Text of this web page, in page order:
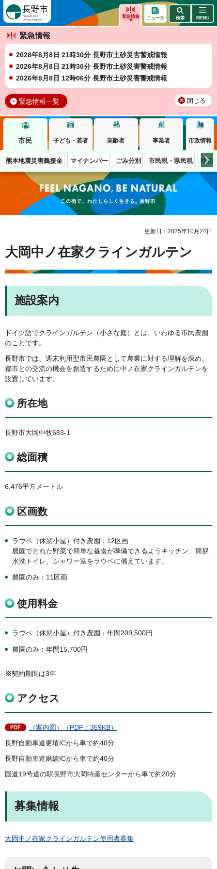
緊急情報
緊急情報
2026年8月8日 21時30分 長野市土砂災害警戒情報
2026年8月8日 21時30分 長野市土砂災害警戒情報
2026年8月8日 12時06分 長野市土砂災害警戒情報
緊急情報一覧 閉じる
ニュース 検索 MENU
市民 子ども・若者 高齢者 事業者 市政情報
熊本地震災害義援金 マイナンバー ごみ分別 市民税・県民税 移住
この街で、わたしらしく生きる。長野市
更新日：2025年10月24日
大岡中ノ在家クラインガルテン
施設案内
ドイツ語でクラインガルテン（小さな庭）とは、いわゆる市民農園
のことです。
長野市では、週末利用型市民農園として農業に対する理解を深め、
都市との交流の機会を創造するために中ノ在家クラインガルテンを
設置しています。
所在地
長野市大岡中牧683-1
総面積
6,476平方メートル
区画数
ラウベ（休憩小屋）付き農園：12区画
農園でとれた野菜で簡単な昼食が準備できるようキッチン、簡易
水洗トイレ、シャワー室をラウベに備えています。
農園のみ：11区画
使用料金
ラウベ（休憩小屋）付き農園：年間209,500円
農園のみ：年間15,700円
※契約期間は3年
アクセス
（案内図）（PDF：359KB）
長野自動車道更埴ICから車で約40分
長野自動車道麻績ICから車で約40分
国道19号道の駅長野市大岡特産センターから車で約20分
募集情報
大岡中ノ在家クラインガルテン使用者募集